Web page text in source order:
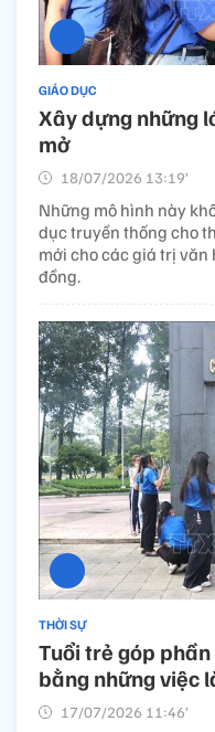
GIÁO DỤC
Xây dựng những
mở
18/07/2026 13:19’
Những mô hình này
dục truyền thống cho
mới cho các giá trị văn
đồng.
THỜI SỰ
Tuổi trẻ góp
bằng những việc
17/07/2026 11:46’